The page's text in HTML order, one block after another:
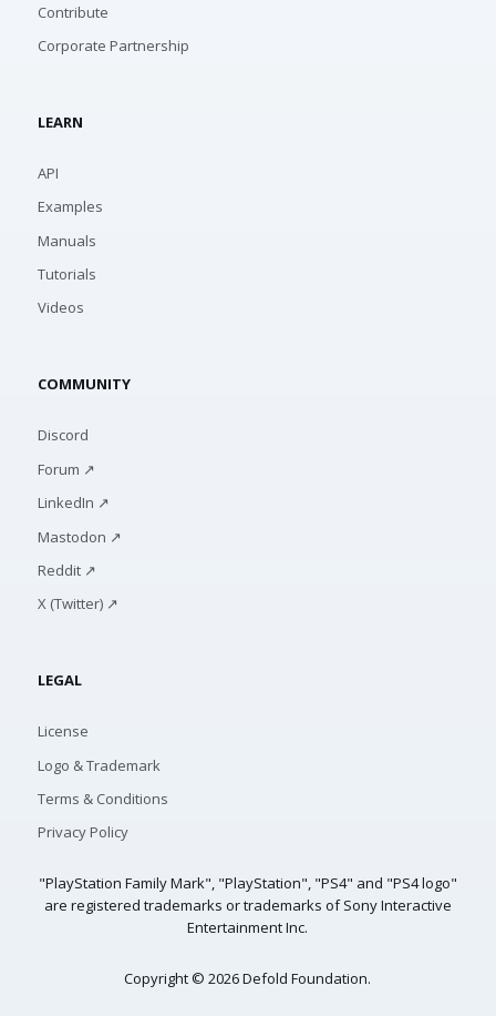
Contribute
Corporate Partnership
LEARN
API
Examples
Manuals
Tutorials
Videos
COMMUNITY
Discord
Forum ↗
LinkedIn ↗
Mastodon ↗
Reddit ↗
X (Twitter) ↗
LEGAL
License
Logo & Trademark
Terms & Conditions
Privacy Policy
"PlayStation Family Mark", "PlayStation", "PS4" and "PS4 logo"
are registered trademarks or trademarks of Sony Interactive
Entertainment Inc.
Copyright © 2026 Defold Foundation.